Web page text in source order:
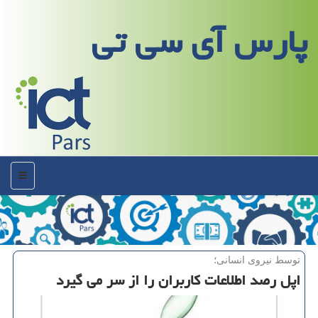
پارس آی سی تی
منو
توسط نیروی انسانی؛
اپل رصد اطلاعات كاربران را از سر می گیرد